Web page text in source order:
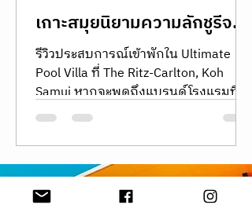
The Ritz-Carlton, Koh
Samui เดอะ ริทซ์-คาร์ลตัน
เกาะสมุยนิยามความลักชูรีจาก
แบรนด์ระดับตำนานในอ่าวส่วน
ตัวบนเกาะสมุย
รีวิวประสบการณ์เข้าพักใน Ultimate
Pool Villa ที่ The Ritz-Carlton, Koh
Samui หากจะพูดถึงแบรนด์โรงแรมที่
เป็นไอคอนิกและเป็นบรรทัดฐานของคำ
ว่า Ultra-luxury hospitality ทั่วโลก ชื่อ
May 24
2 min read